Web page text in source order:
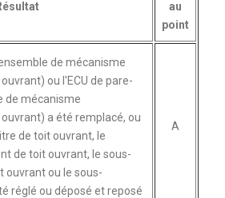
au
point
de mécanisme
ou l'ECU de pare-
de mécanisme
a été remplacé, ou
de toit ouvrant, le
de toit ouvrant, le sous-
ouvrant ou le sous-
réglé ou déposé et reposé
A